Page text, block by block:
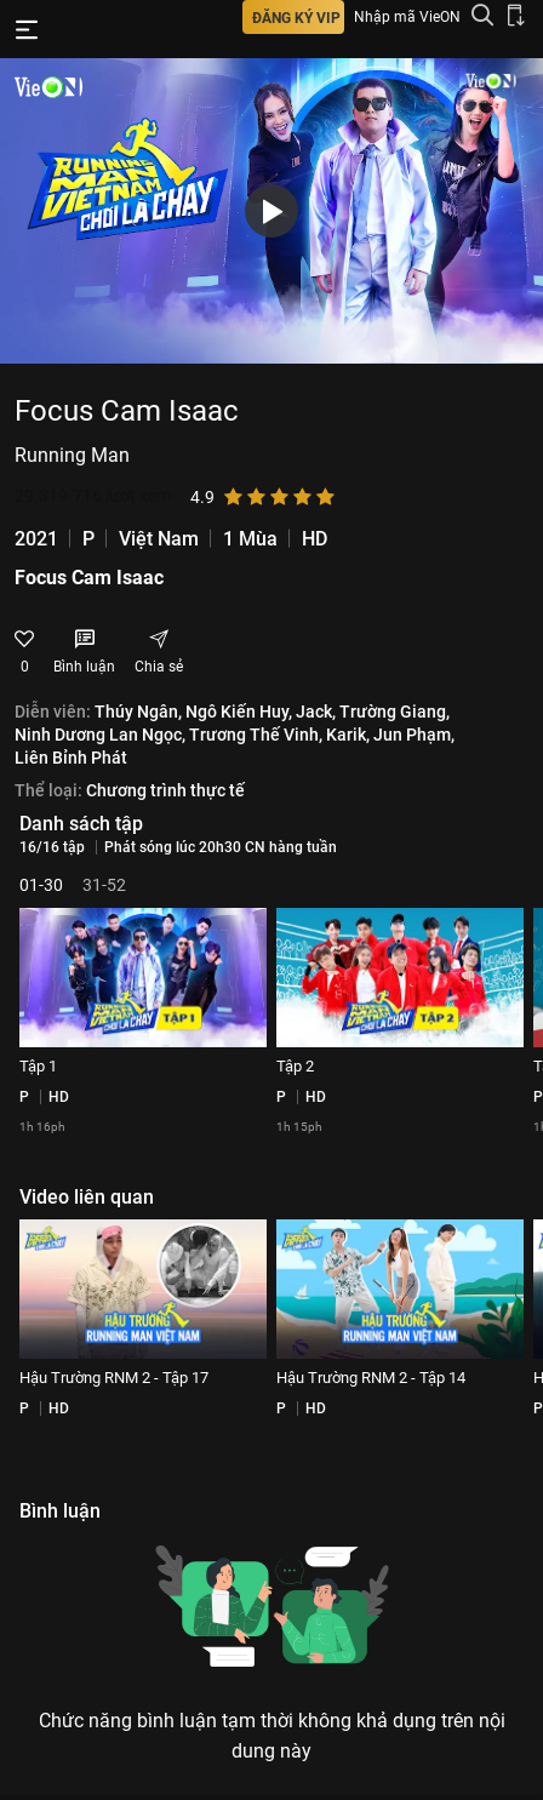
ĐĂNG KÝ VIP Nhập mã VieON
Focus Cam Isaac
Running Man
4.9
2021 P Việt Nam 1 Mùa
HD
Focus Cam Isaac
0 Bình luận Chia sẻ
Diễn viên: Thúy Ngân, Ngô Kiến Huy,Jack,Trường Giang,
Ninh Dương Lan Ngọc,Trương Thế Vinh, Karik,Jun Phạm,
Liên Bỉnh Phát
Thể loại: Chương trình thực tế
Danh sách tập
16/16 tập Phát sóng lúc 20h30 CN hàng tuần
01-30 31-52
Tập 1
P HD
1h 16ph
Tập 2
P HD
1h 15ph
P
Video liên quan
Hậu Trường RNM 2 - Tập 17
P HD
Hậu Trường RNM 2 - Tập 14
P HD P
Bình luận
Chức năng bình luận tạm thời không khả dụng trên nội
dung này